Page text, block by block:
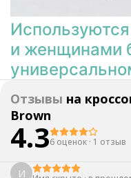
и женщинами
Отзывы на
Brown
4.36 оценок · 1 отзыв
И